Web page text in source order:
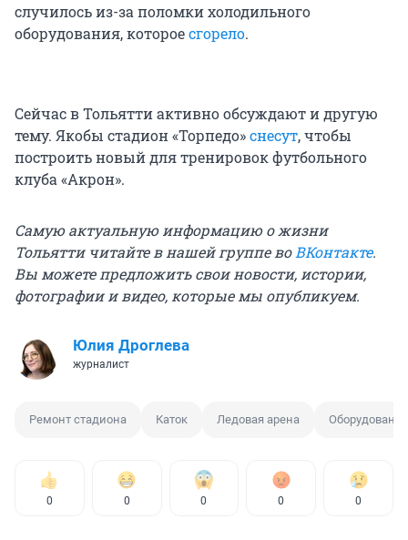
случилось из-за поломки холодильного
оборудования, котороесгорело.
Сейчас в Тольятти активно обсуждают и другую
тему. Якобы стадион «Торпедо»снесут, чтобы
построить новый для тренировок футбольного
клуба «Акрон».
Самую актуальную информацию о жизни
Тольятти читайте в нашей группе во ВКонтакте.
Вы можете предложить свои новости, истории,
фотографии и видео, которые мы опубликуем.
Юлия Дроглева
журналист
Ремонт стадиона Каток Ледовая арена Оборудование
0 0 0 0 0